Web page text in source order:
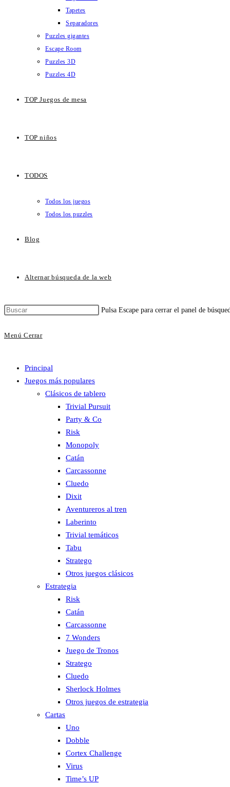
Tapetes
Separadores
Puzzles gigantes
Escape Room
Puzzles 3D
Puzzles 4D
TOP Juegos de mesa
TOP niños
TODOS
Todos los juegos
Todos los puzzles
Blog
Alternar búsqueda de la web
Pulsa Escape para cerrar el panel de
Menú Cerrar
Principal
Juegos más populares
Clásicos de tablero
Trivial Pursuit
Party & Co
Risk
Monopoly
Catán
Carcassonne
Cluedo
Dixit
Aventureros al tren
Laberinto
Trivial temáticos
Tabu
Stratego
Otros juegos clásicos
Estrategia
Risk
Catán
Carcassonne
7 Wonders
Juego de Tronos
Stratego
Cluedo
Sherlock Holmes
Otros juegos de estrategia
Cartas
Uno
Dobble
Cortex Challenge
Virus
Time’s UP